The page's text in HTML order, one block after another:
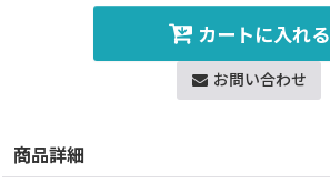
カートに入れる
お問い合わせ
商品詳細